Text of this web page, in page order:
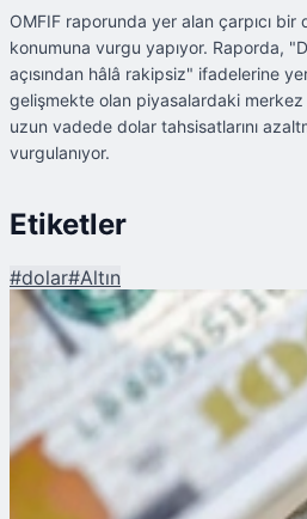
OMFIF raporunda yer alan çarpıcı bir
konumuna vurgu yapıyor. Raporda,
açısından hâlâ rakipsiz" ifadelerine
gelişmekte olan piyasalardaki merkez
uzun vadede dolar tahsisatlarını
vurgulanıyor.
Etiketler
#dolar#Altın
Şu An Okunan
Merkez Bankaları Doları Azaltıp Altına